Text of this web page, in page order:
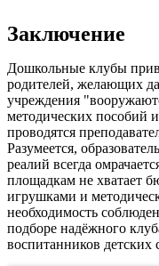
Заключение
Дошкольные клубы
родителей, желающих
учреждения
методических пособий
проводятся
Разумеется,
реалий всегда
площадкам не хватает
игрушками и
необходимость
подборе надёжного
воспитанников детских